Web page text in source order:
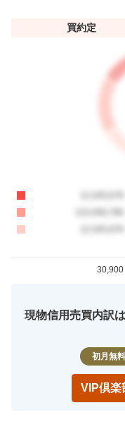
買約定
30,900
現物信用売買内訳
初月無
VIP倶楽